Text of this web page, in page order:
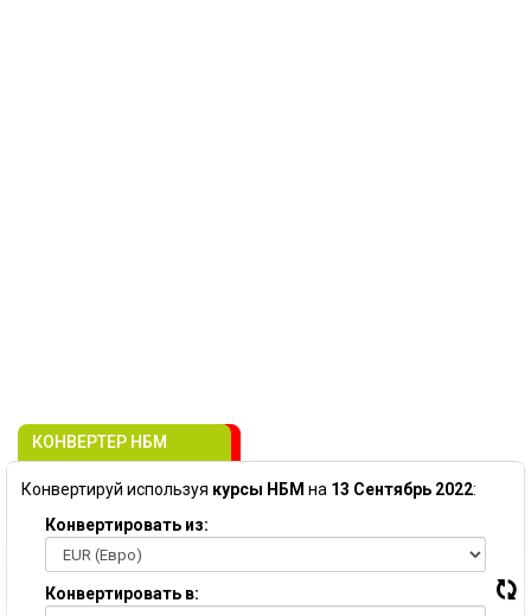
КОНВЕРТЕР НБМ
Конвертируй используя курсы НБМ на 13 Сентябрь 2022:
Конвертировать из:
Конвертировать в: